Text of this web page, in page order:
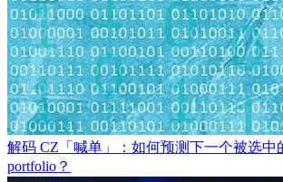
解码 CZ「喊单」：如何预测下一个被选中
portfolio？